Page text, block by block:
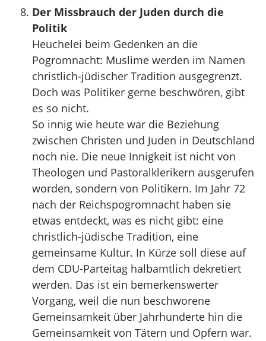
Der Missbrauch der Juden durch die
Politik
Heuchelei beim Gedenken an die
Pogromnacht: Muslime werden im Namen
christlich-jüdischer Tradition ausgegrenzt.
Doch was Politiker gerne beschwören, gibt
es so nicht.
So innig wie heute war die Beziehung
zwischen Christen und Juden in Deutschland
noch nie. Die neue Innigkeit ist nicht von
Theologen und Pastoralklerikern ausgerufen
worden, sondern von Politikern. Im Jahr 72
nach der Reichspogromnacht haben sie
etwas entdeckt, was es nicht gibt: eine
christlich-jüdische Tradition, eine
gemeinsame Kultur. In Kürze soll diese auf
dem CDU-Parteitag halbamtlich dekretiert
werden. Das ist ein bemerkenswerter
Vorgang, weil die nun beschworene
Gemeinsamkeit über Jahrhunderte hin die
Gemeinsamkeit von Tätern und Opfern war.